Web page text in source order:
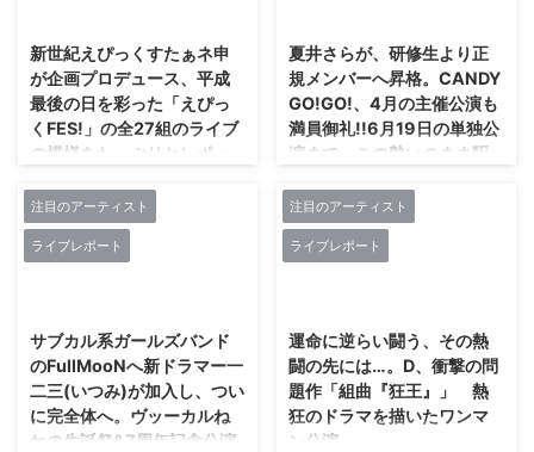
The Benjaminが花少年バディー
ズ時代の楽曲をカバー演奏したア
ルバム『Before』を制作。同作品
を手に、この春全国ツアーを実
施。そのファイナル公演「The
HSB 『B4U-誰よりも幸せになっ
てやる!-』 TOUR FINAL
『AFTER [B] HAPP ...
プロデュース。全27組が出演。
タイトル通り平成最後の日に行わ
れたフェスティバルの模様を、2
回に分けて紹介しよう。後編で
たライブの数々と、大トリを飾っ
た新世紀えぴっくすたぁネ申の最
初のライブまでの様子をお届けし
新世紀えぴっくすたぁネ申
が企画プロデュース、平成
最後の日を彩った「えぴっ
くFES!」の全27組のライブ
の模様をたっぷりとレポー
男性地下メンドルシーンの先陣
に立って牽引し続けている新世紀
えぴっくすたぁネ申。彼らが平成
を企画プロデュース。全27組が
出演。タイトル通り平成最後の日
に行われたフェスティバルの模様
を、2回に分けて紹介しよう。前
夏井さらが、研修生より正
規メンバーへ昇格。CANDY
GO!GO!、4月の主催公演も
満員御礼!!6月19日の単独公
演まで、この勢いのまま駆
CANDY GO!GO!が定期主催中の
イベント「NEXT-Girl's ONE」。
その最新シリーズが、4月23日
STONE/ケミカル⇄リアクション/
道玄坂上り隊(O.A)という面々が
出演。「NEXT-Girl's ONE」に於
いてのCANDY GO!GO!は、毎回
注目のアーティスト
ライブレポート
サブカル系ガールズバンド
のFullMooNへ新ドラマー一
二三(いつみ)が加入し、つい
に完全体へ。ヴッーカルね
ねの生誕祭&7周年記念公演
注目のアーティスト
ライブレポート
運命に逆らい闘う、その熱
闘の先には…。D、衝撃の問
題作「組曲『狂王』」 熱
狂のドラマを描いたワンマ
ン公演。